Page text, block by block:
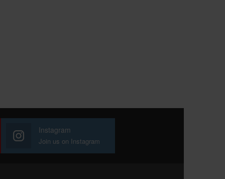
Instagram
Join us on Instagram